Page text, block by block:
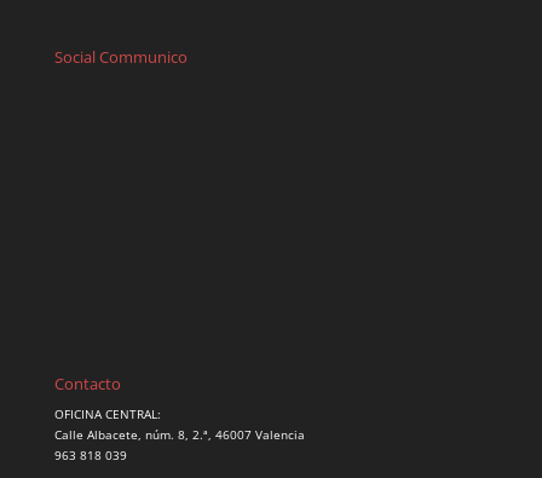
Social Communico
Contacto
OFICINA CENTRAL:
Calle Albacete, núm. 8, 2.ª, 46007 Valencia
963 818 039